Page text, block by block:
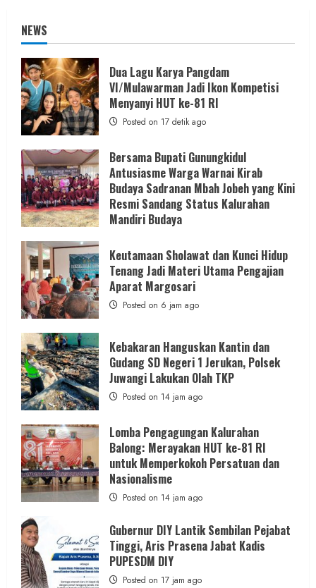
NEWS
Dua Lagu Karya Pangdam
VI/Mulawarman Jadi Ikon Kompetisi
Menyanyi HUT ke-81 RI
Posted on 17 detik ago
Bersama Bupati Gunungkidul
Antusiasme Warga Warnai Kirab
Budaya Sadranan Mbah Jobeh yang Kini
Resmi Sandang Status Kalurahan
Mandiri Budaya
Keutamaan Sholawat dan Kunci Hidup
Tenang Jadi Materi Utama Pengajian
Aparat Margosari
Posted on 6 jam ago
Kebakaran Hanguskan Kantin dan
Gudang SD Negeri 1 Jerukan, Polsek
Juwangi Lakukan Olah TKP
Posted on 14 jam ago
Lomba Pengagungan Kalurahan
Balong: Merayakan HUT ke-81 RI
untuk Memperkokoh Persatuan dan
Nasionalisme
Posted on 14 jam ago
Gubernur DIY Lantik Sembilan Pejabat
Tinggi, Aris Prasena Jabat Kadis
PUPESDM DIY
Posted on 17 jam ago